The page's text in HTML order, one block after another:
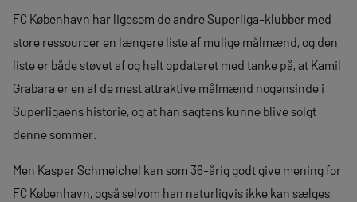
FC København har ligesom de andre Superliga-klubber med
store ressourcer en længere liste af mulige målmænd, og den
liste er både støvet af og helt opdateret med tanke på, at Kamil
Grabara er en af de mest attraktive målmænd nogensinde i
Superligaens historie, og at han sagtens kunne blive solgt
denne sommer.
Men Kasper Schmeichel kan som 36-årig godt give mening for
FC København, også selvom han naturligvis ikke kan sælges,